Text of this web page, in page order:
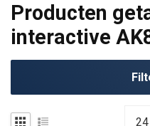
Producten
interactive